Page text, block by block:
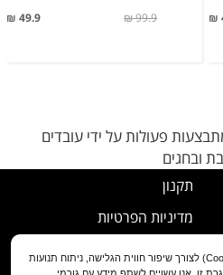
49.9 ₪ 99.9 ₪
פעולות על ידי עובדים
ובחגים
תקנון
מדיניות הפרטיות
נוהל ביטול עסקה
באתר זה נעשה שימוש בעוגיות (Cookies) לצורך שיפור חווית הגלישה, ניתוח תנועות